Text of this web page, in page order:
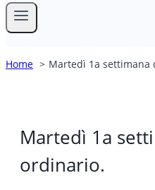
Home Martedì 1a
Martedì 1a
ordinario.